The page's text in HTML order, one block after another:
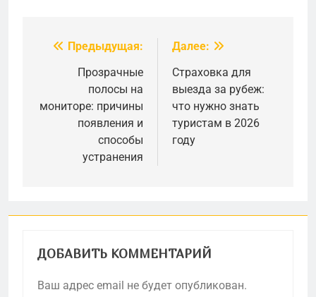
Навигация
записям
Предыдущая:
Прозрачные
полосы на
мониторе: причины
появления и
способы
устранения
Далее:
Страховка для
выезда за рубеж:
что нужно знать
туристам в 2026
году
ДОБАВИТЬ КОММЕНТАРИЙ
Ваш адрес email не будет опубликован.